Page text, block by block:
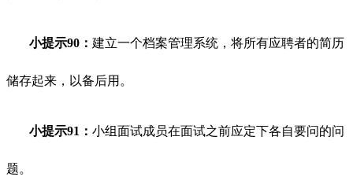
小提示90： 建立一个档案管理系统，将所有应聘者的简历
储存起来，以备后用。
小提示91： 小组面试成员在面试之前应定下各自要问的问
题。